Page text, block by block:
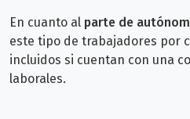
En cuanto al parte de
este tipo de trabajadores por
incluidos si cuentan con una
laborales.